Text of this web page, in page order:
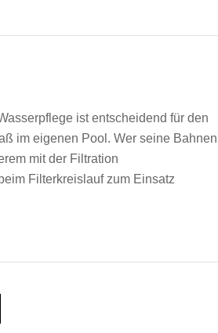
ist entscheidend für den
im eigenen Pool. Wer seine Bahnen
mit der Filtration
Filterkreislauf zum Einsatz